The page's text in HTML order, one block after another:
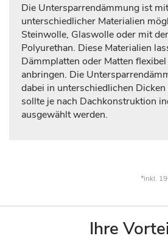
Die Untersparrendämmung ist
unterschiedlicher Materialien
Steinwolle, Glaswolle oder mit
Polyurethan. Diese Materialien
Dämmplatten oder Matten
anbringen. Die
dabei in unterschiedlichen
sollte je nach Dachkonstruktion
ausgewählt werden.
*inkl.
Ihre